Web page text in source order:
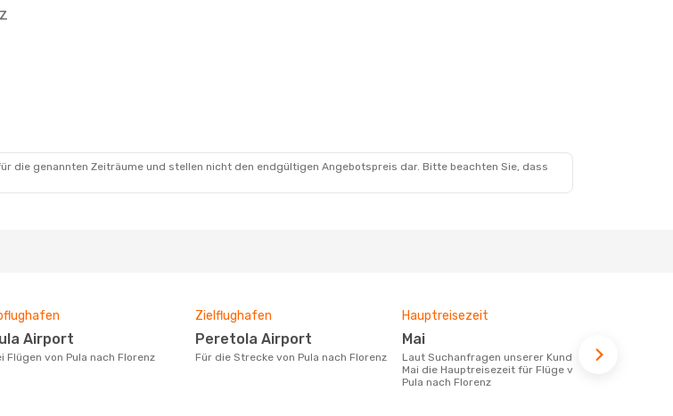
die genannten Zeiträume und stellen nicht den endgültigen Angebotspreis dar. Bitte beachten Sie, dass
Pula Airport
Flügen von Pula nach Florenz
Zielflughafen
Peretola Airport
Für die Strecke von Pula nach Florenz
Hauptreisezeit
Mai
Laut Suchanfragen unserer Kunden ist
Mai die Hauptreisezeit für Flüge von
Pula nach Florenz